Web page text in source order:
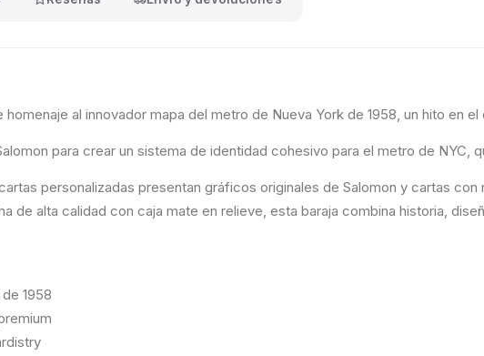
homenaje al innovador mapa del metro de Nueva York de 1958, un hito en
para crear un sistema de identidad cohesivo para el metro de NYC,
personalizadas presentan gráficos originales de Salomon y cartas
de alta calidad con caja mate en relieve, esta baraja combina historia,
1958